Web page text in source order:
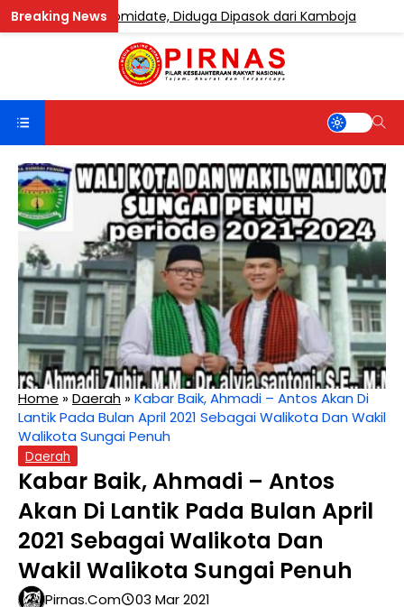
Etomidate, Diduga Dipasok dari Kamboja
Home »Daerah »Kabar Baik, Ahmadi – Antos Akan Di
Lantik Pada Bulan April 2021 Sebagai Walikota Dan Wakil
Walikota Sungai Penuh
Daerah
Kabar Baik, Ahmadi – Antos
Akan Di Lantik Pada Bulan April
2021 Sebagai Walikota Dan
Wakil Walikota Sungai Penuh
Pirnas.com
03 Mar 2021